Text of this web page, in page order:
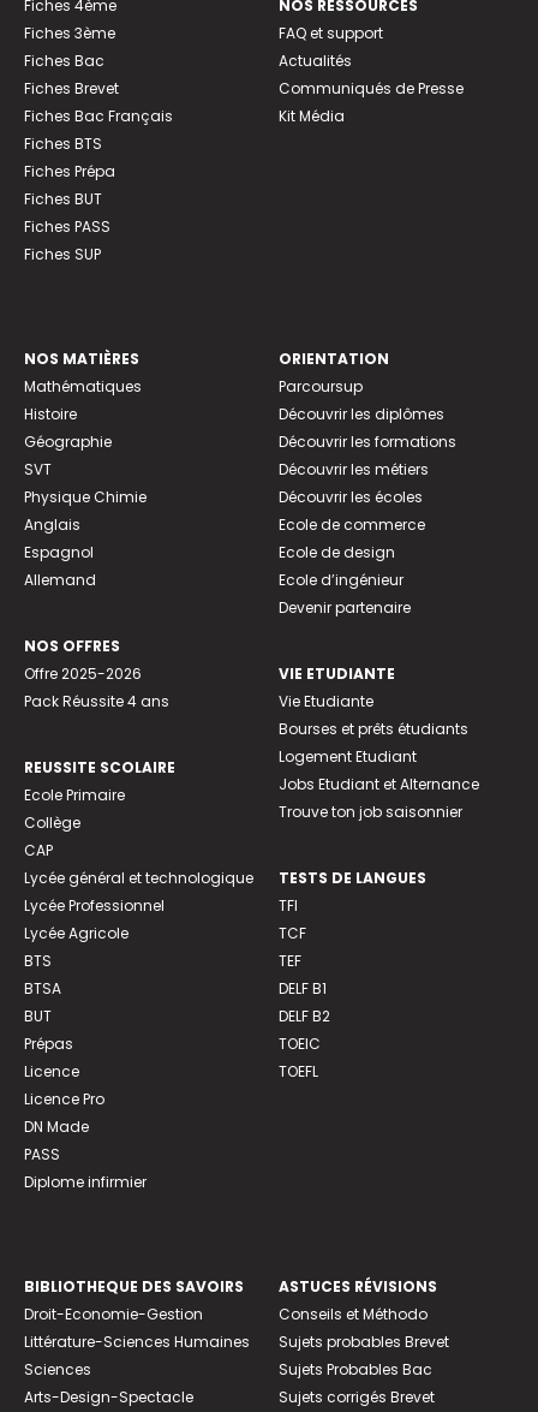
Fiches 4ème
Fiches 3ème
Fiches Bac
Fiches Brevet
Fiches Bac Français
Fiches BTS
Fiches Prépa
Fiches BUT
Fiches PASS
Fiches SUP
NOS RESSOURCES
FAQ et support
Actualités
Communiqués de Presse
Kit Média
NOS MATIÈRES
Mathématiques
Histoire
Géographie
SVT
Physique Chimie
Anglais
Espagnol
Allemand
NOS OFFRES
Offre 2025-2026
Pack Réussite 4 ans
REUSSITE SCOLAIRE
Ecole Primaire
Collège
CAP
Lycée général et technologique
Lycée Professionnel
Lycée Agricole
BTS
BTSA
BUT
Prépas
Licence
Licence Pro
DN Made
PASS
Diplome infirmier
ORIENTATION
Parcoursup
Découvrir les diplômes
Découvrir les formations
Découvrir les métiers
Découvrir les écoles
Ecole de commerce
Ecole de design
Ecole d’ingénieur
Devenir partenaire
VIE ETUDIANTE
Vie Etudiante
Bourses et prêts étudiants
Logement Etudiant
Jobs Etudiant et Alternance
Trouve ton job saisonnier
TESTS DE LANGUES
TFI
TCF
TEF
DELF B1
DELF B2
TOEIC
TOEFL
BIBLIOTHEQUE DES SAVOIRS
Droit-Economie-Gestion
Littérature-Sciences Humaines
Sciences
Arts-Design-Spectacle
ASTUCES RÉVISIONS
Conseils et Méthodo
Sujets probables Brevet
Sujets Probables Bac
Sujets corrigés Brevet